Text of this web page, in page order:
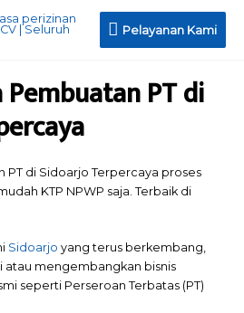
Pelayanan
Pelayanan Kami
Pembuatan PT di
PT di Sidoarjo Terpercaya proses
KTP NPWP saja. Terbaik di
Sidoarjo yang terus berkembang,
atau mengembangkan bisnis
seperti Perseroan Terbatas (PT)